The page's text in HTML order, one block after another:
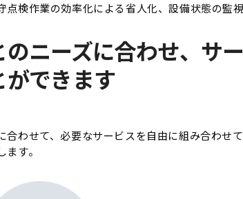
点検作業の効率化による省人化、設備状態の監
ニーズに合わせ、サ
できます
合わせて、必要なサービスを自由に組み合わせ
す。